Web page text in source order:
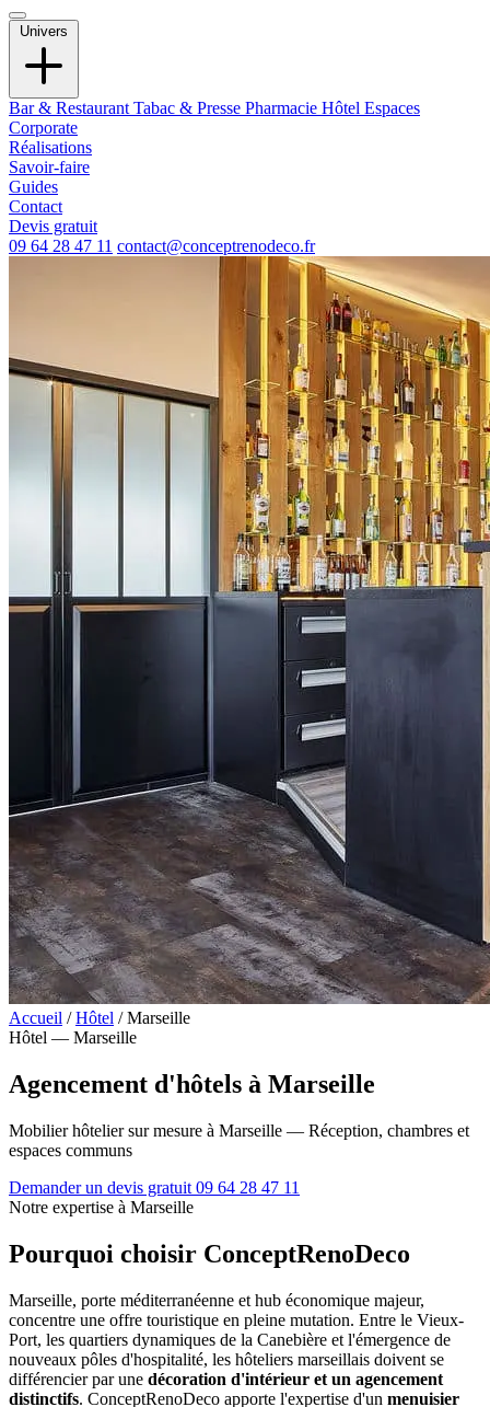
Univers
Bar & Restaurant Tabac & Presse Pharmacie Hôtel Espaces
Corporate
Réalisations
Savoir-faire
Guides
Contact
Devis gratuit
09 64 28 47 11 contact@conceptrenodeco.fr
Accueil / Hôtel / Marseille
Hôtel — Marseille
Agencement d'hôtels à Marseille
Mobilier hôtelier sur mesure à Marseille — Réception, chambres et
espaces communs
Demander un devis gratuit 09 64 28 47 11
Notre expertise à Marseille
Pourquoi choisir ConceptRenoDeco
Marseille, porte méditerranéenne et hub économique majeur,
concentre une offre touristique en pleine mutation. Entre le Vieux-
Port, les quartiers dynamiques de la Canebière et l'émergence de
nouveaux pôles d'hospitalité, les hôteliers marseillais doivent se
différencier par une décoration d'intérieur et un agencement
distinctifs. ConceptRenoDeco apporte l'expertise d'un menuisier